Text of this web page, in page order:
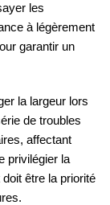
les
à légèrement
garantir un
la largeur lors
de troubles
affectant
privilégier la
être la priorité